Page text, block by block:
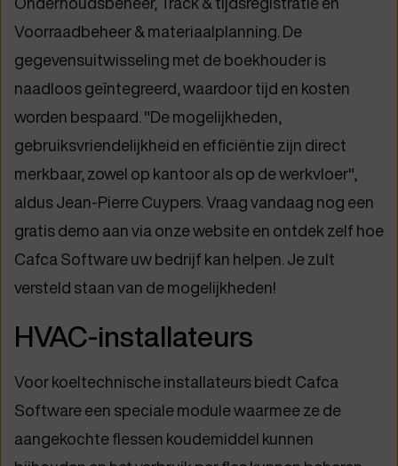
Voorraadbeheer & materiaalplanning. De
gegevensuitwisseling met de boekhouder is
naadloos geïntegreerd, waardoor tijd en kosten
worden bespaard. "De mogelijkheden,
gebruiksvriendelijkheid en efficiëntie zijn direct
merkbaar, zowel op kantoor als op de werkvloer",
aldus Jean-Pierre Cuypers. Vraag vandaag nog een
gratis demo aan via onze website en ontdek zelf hoe
Cafca Software uw bedrijf kan helpen. Je zult
versteld staan van de mogelijkheden!
HVAC-installateurs
Voor koeltechnische installateurs biedt Cafca
Software een speciale module waarmee ze de
aangekochte flessen koudemiddel kunnen